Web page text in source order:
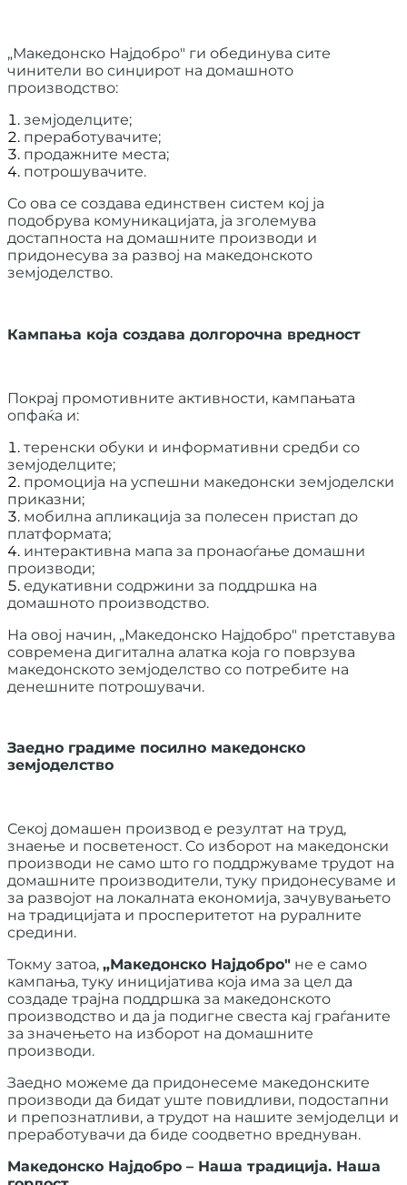
„Македонско Најдобро" ги обединува сите
чинители во синџирот на домашното
производство:
земјоделците;
преработувачите;
продажните места;
потрошувачите.
Со ова се создава единствен систем кој ја
подобрува комуникацијата, ја зголемува
достапноста на домашните производи и
придонесува за развој на македонското
земјоделство.
Кампања која создава долгорочна вредност
Покрај промотивните активности, кампањата
опфаќа и:
теренски обуки и информативни средби со
земјоделците;
промоција на успешни македонски земјоделски
приказни;
мобилна апликација за полесен пристап до
платформата;
интерактивна мапа за пронаоѓање домашни
производи;
едукативни содржини за поддршка на
домашното производство.
На овој начин, „Македонско Најдобро" претставува
современа дигитална алатка која го поврзува
македонското земјоделство со потребите на
денешните потрошувачи.
Заедно градиме посилно македонско
земјоделство
Секој домашен производ е резултат на труд,
знаење и посветеност. Со изборот на македонски
производи не само што го поддржуваме трудот на
домашните производители, туку придонесуваме и
за развојот на локалната економија, зачувувањето
на традицијата и просперитетот на руралните
средини.
Токму затоа, „Македонско Најдобро" не е само
кампања, туку иницијатива која има за цел да
создаде трајна поддршка за македонското
производство и да ја подигне свеста кај граѓаните
за значењето на изборот на домашните
производи.
Заедно можеме да придонесеме македонските
производи да бидат уште повидливи, подостапни
и препознатливи, а трудот на нашите земјоделци и
преработувачи да биде соодветно вреднуван.
Македонско Најдобро – Наша традиција. Наша